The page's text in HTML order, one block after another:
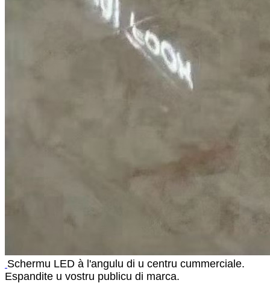
Schermu LED à l'angulu di u centru cummerciale.
Espandite u vostru publicu di marca.